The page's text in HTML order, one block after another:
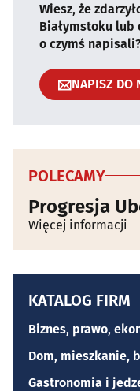
Wiesz, że
Białymstoku lub
o czymś
NAPISZ DO
POLECAMY
Progresja
Więcej informacji
KATALOG FIRM
Biznes, prawo,
Dom, mieszkanie,
Gastronomia i